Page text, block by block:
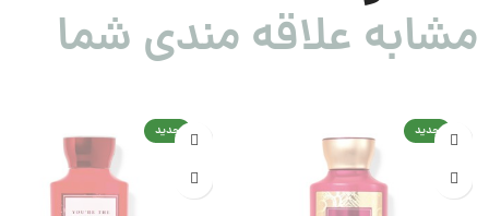
مشابه علاقه مندی شما
جدید جدید